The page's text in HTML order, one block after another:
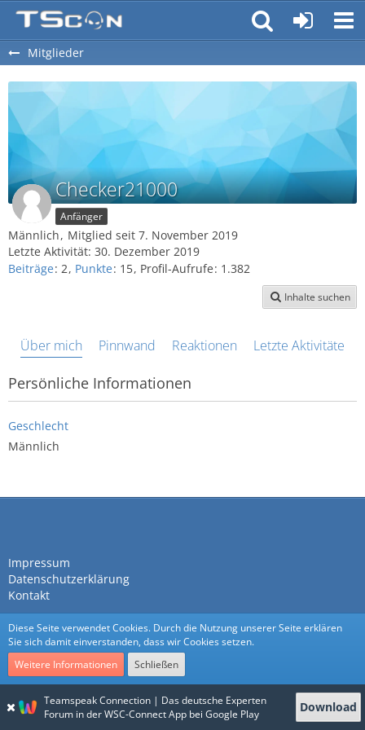
Mitglieder
Checker21000
Anfänger
Männlich
Mitglied seit 7. November 2019
Letzte Aktivität: 30. Dezember 2019
Beiträge 2 Punkte 15 Profil-Aufrufe 1.382
Inhalte suchen
Über mich Pinnwand Reaktionen Letzte Aktivitäten
Persönliche Informationen
Geschlecht
Männlich
Impressum
Datenschutzerklärung
Kontakt
Community-Software:WoltLab Suite™
Stil:Nexusvoncls-design
Teamspeak Connection | Das deutsche Experten
Forum in der WSC-Connect App bei Google Play
Download
Diese Seite verwendet Cookies. Durch die Nutzung unserer Seite erklären
Sie sich damit einverstanden, dass wir Cookies setzen.
Weitere Informationen
Schließen